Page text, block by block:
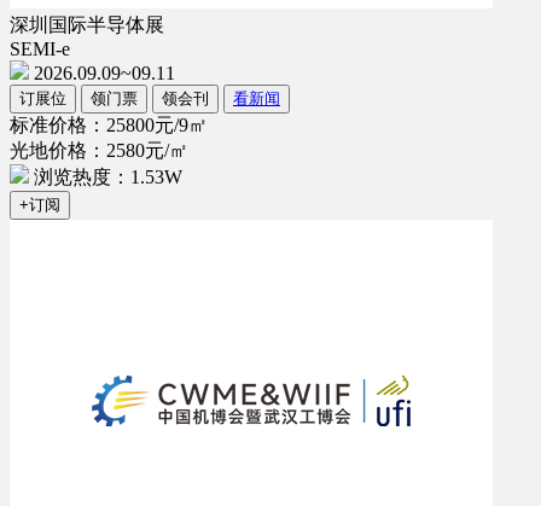
深圳国际半导体展
SEMI-e
2026.09.09~09.11
订展位 领门票 领会刊 看新闻
标准价格：25800元/9㎡
光地价格：2580元/㎡
浏览热度：1.53W
+订阅